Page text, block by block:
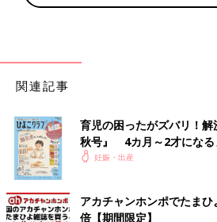
関連記事
育児の困ったがズバリ！
秋号』 4カ月～2才になる
いっぱい！
妊娠・出産
アカチャンホンポでたま
倍【期間限定】